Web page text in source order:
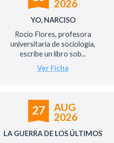
2026
YO, NARCISO
Rocío Flores, profesora
universitaria de sociología,
escribe un libro sob...
Ver Ficha
27
AUG
2026
LA GUERRA DE LOS ÚLTIMOS